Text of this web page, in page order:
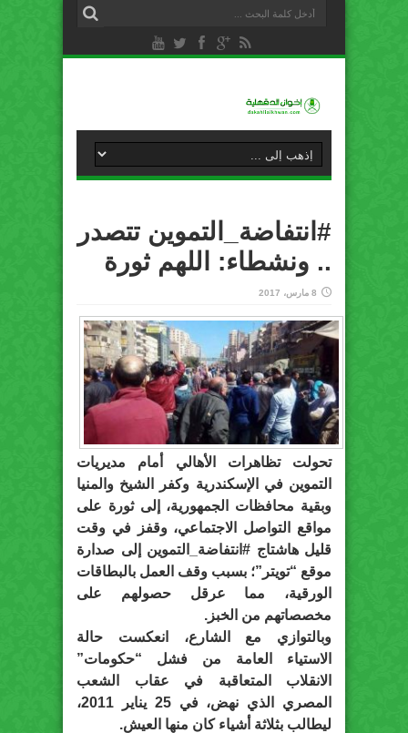
#انتفاضة_التموين تتصدر
.. ونشطاء: اللهم ثورة
8 مارس، 2017
تحولت تظاهرات الأهالي أمام مديريات
التموين في الإسكندرية وكفر الشيخ والمنيا
وبقية محافظات الجمهورية، إلى ثورة على
مواقع التواصل الاجتماعي، وقفز في وقت
قليل هاشتاج #انتفاضة_التموين إلى صدارة
موقع “تويتر”؛ بسبب وقف العمل بالبطاقات
الورقية، مما عرقل حصولهم على
مخصصاتهم من الخبز.
وبالتوازي مع الشارع، انعكست حالة
الاستياء العامة من فشل “حكومات”
الانقلاب المتعاقبة في عقاب الشعب
المصري الذي نهض، في 25 يناير 2011،
ليطالب بثلاثة أشياء كان منها العيش.